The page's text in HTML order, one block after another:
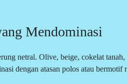
Mendominasi
netral. Olive, beige, cokelat
dengan atasan polos atau bermotif